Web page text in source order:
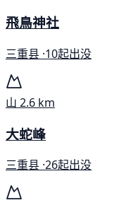
飛鳥神社
三重县 ·10起出没
山 2.6 km
大蛇峰
三重县 ·26起出没